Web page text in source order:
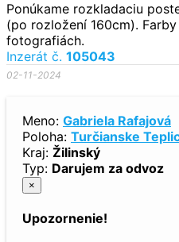
Ponúkame rozkladaciu
(po rozložení 160cm).
fotografiách.
Inzerát č. 105043
02-11-2024
Meno: Gabriela Rafajová
Poloha: Turčianske
Kraj: Žilinský
Typ: Darujem za odvoz
×
Upozornenie!